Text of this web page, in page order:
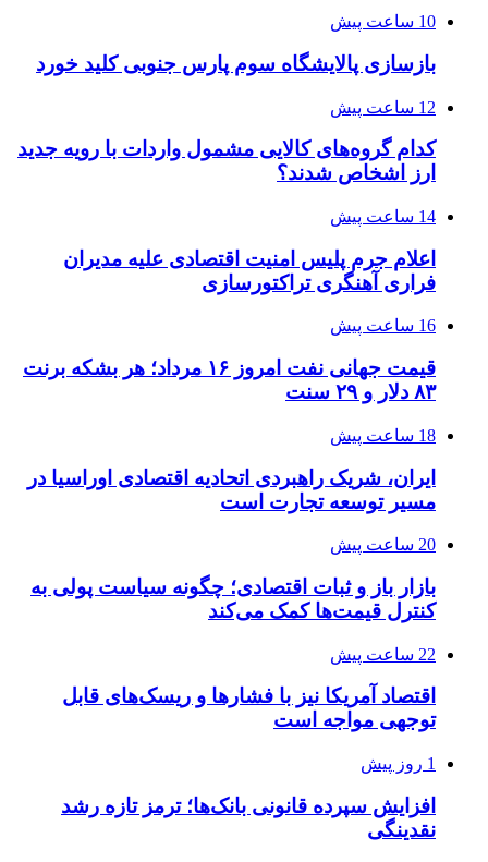
10 ساعت پیش
بازسازی پالایشگاه سوم پارس جنوبی کلید خورد
12 ساعت پیش
کدام گروه‌های کالایی مشمول واردات با رویه جدید
ارز اشخاص شدند؟
14 ساعت پیش
اعلام جرم پلیس امنیت اقتصادی علیه مدیران
فراری آهنگری تراکتورسازی
16 ساعت پیش
قیمت جهانی نفت امروز ۱۶ مرداد؛ هر بشکه برنت
۸۳ دلار و ۲۹ سنت
18 ساعت پیش
ایران، شریک راهبردی اتحادیه اقتصادی اوراسیا در
مسیر توسعه تجارت است
20 ساعت پیش
بازار باز و ثبات اقتصادی؛ چگونه سیاست پولی به
کنترل قیمت‌ها کمک می‌کند
22 ساعت پیش
اقتصاد آمریکا نیز با فشارها و ریسک‌های قابل
توجهی مواجه است
1 روز پیش
افزایش سپرده قانونی بانک‌ها؛ ترمز تازه رشد
نقدینگی